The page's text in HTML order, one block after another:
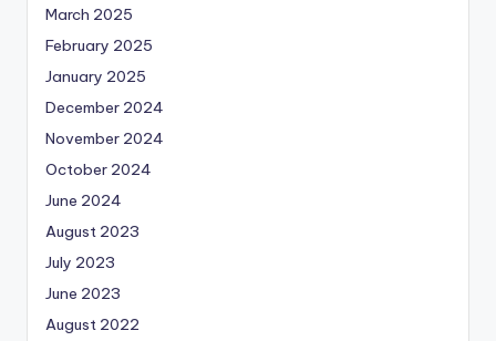
March 2025
February 2025
January 2025
December 2024
November 2024
October 2024
June 2024
August 2023
July 2023
June 2023
August 2022